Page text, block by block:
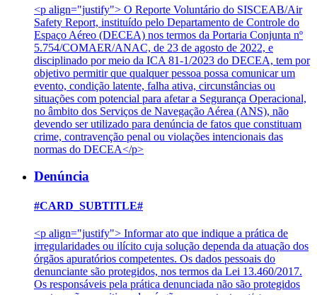
<p align="justify"> O Reporte Voluntário do SISCEAB/Air
Safety Report, instituído pelo Departamento de Controle do
Espaço Aéreo (DECEA) nos termos da Portaria Conjunta nº
5.754/COMAER/ANAC, de 23 de agosto de 2022, e
disciplinado por meio da ICA 81-1/2023 do DECEA, tem por
objetivo permitir que qualquer pessoa possa comunicar um
evento, condição latente, falha ativa, circunstâncias ou
situações com potencial para afetar a Segurança Operacional,
no âmbito dos Serviços de Navegação Aérea (ANS), não
devendo ser utilizado para denúncia de fatos que constituam
crime, contravenção penal ou violações intencionais das
normas do DECEA</p>
Denúncia
#CARD_SUBTITLE#
<p align="justify"> Informar ato que indique a prática de
irregularidades ou ilícito cuja solução dependa da atuação dos
órgãos apuratórios competentes. Os dados pessoais do
denunciante são protegidos, nos termos da Lei 13.460/2017.
Os responsáveis pela prática denunciada não são protegidos